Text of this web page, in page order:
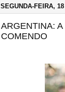
SEGUNDA-FEIRA,
ARGENTINA:
COMENDO